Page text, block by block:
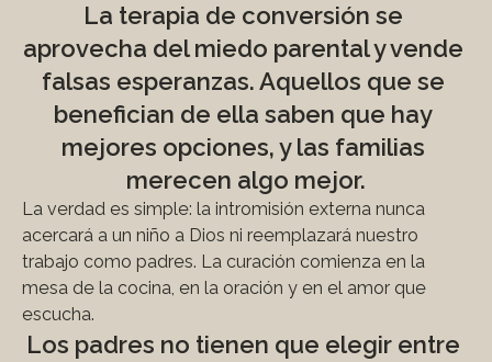
La terapia de conversión se
aprovecha del miedo parental y vende
falsas esperanzas. Aquellos que se
benefician de ella saben que hay
mejores opciones, y las familias
merecen algo mejor.
La verdad es simple: la intromisión externa nunca
acercará a un niño a Dios ni reemplazará nuestro
trabajo como padres. La curación comienza en la
mesa de la cocina, en la oración y en el amor que
escucha.
Los padres no tienen que elegir entre